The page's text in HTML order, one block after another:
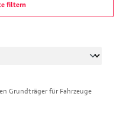
filtern